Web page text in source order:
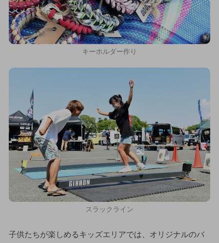
キーホルダー作り
スラックライン
子供たちが楽しめるキッズエリアでは、オリジナルのバ